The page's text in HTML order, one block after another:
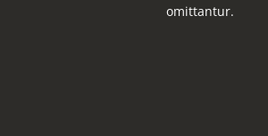
omittantur.